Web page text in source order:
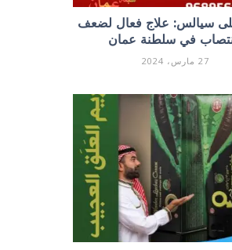
سيالس: علاج فعال لضعف
في سلطنة عمان
27 مارس، 2024